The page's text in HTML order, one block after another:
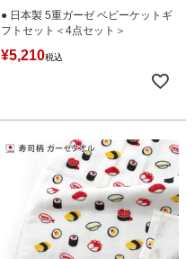
● 日本製 5重ガーゼ ベビーケットギ
フトセット＜4点セット＞
¥5,210税込